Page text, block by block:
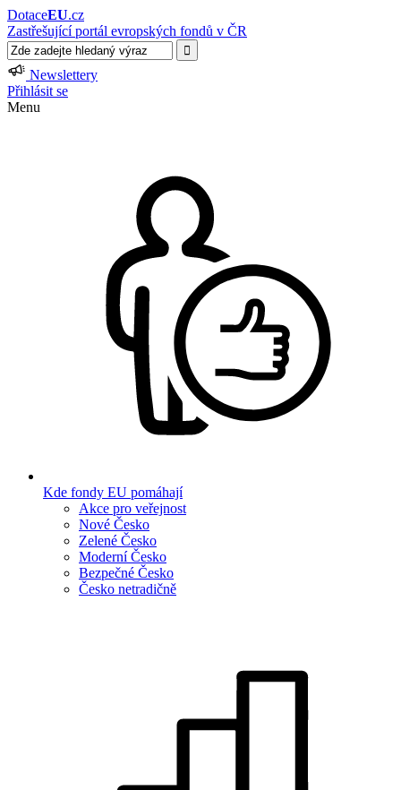
DotaceEU.cz
Zastřešující portál evropských fondů v ČR
Newslettery
Přihlásit se
Menu
Kde fondy EU pomáhají
Akce pro veřejnost
Nové Česko
Zelené Česko
Moderní Česko
Bezpečné Česko
Česko netradičně